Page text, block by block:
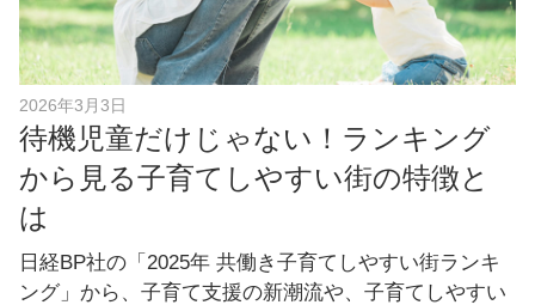
し
ま
す
！
2026年3月3日
待機児童だけじゃない！ランキング
から見る子育てしやすい街の特徴と
は
日経BP社の「2025年 共働き子育てしやすい街ランキ
ング」から、子育て支援の新潮流や、子育てしやすい